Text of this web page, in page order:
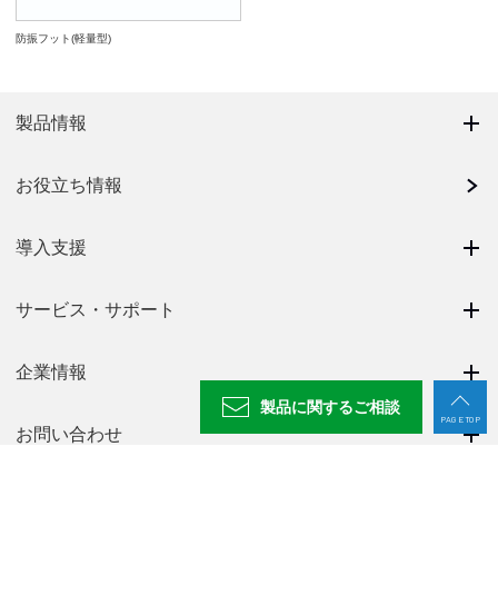
防振フット(軽量型)
製品に関するご相談
PAGE TOP
製品情報
お役立ち情報
導入支援
サービス・サポート
企業情報
お問い合わせ